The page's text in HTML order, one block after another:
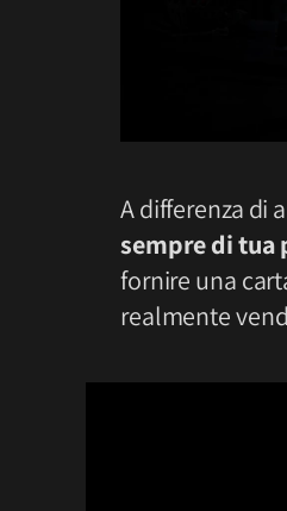
A differenza di
sempre di
fornire una
realmente